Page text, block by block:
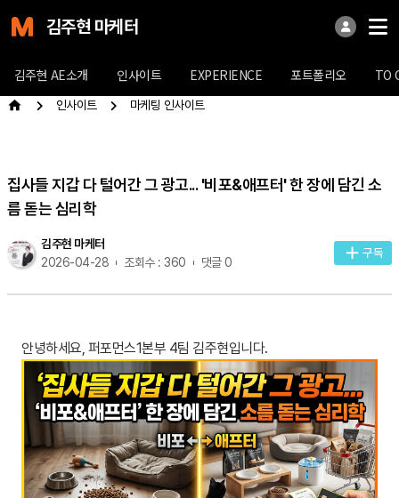
김주현 마케터
김주현 AE소개 인사이트 EXPERIENCE 포트폴리오 TO
인사이트 마케팅 인사이트
집사들 지갑 다 털어간 그 광고... '비포&애프터' 한 장에 담긴 소
름 돋는 심리학
김주현 마케터
2026-04-28
조회수 : 360 댓글 0
구독
안녕하세요, 퍼포먼스1본부 4팀 김주현입니다.